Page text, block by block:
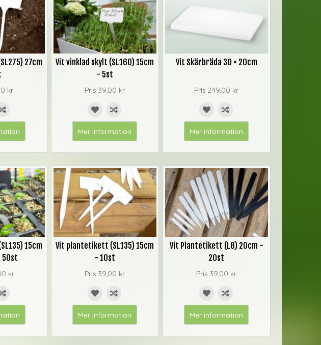
27cm
kr
Vit vinklad skylt (SL160) 15cm
- 5st
Pris 39,00 kr
Mer information
Vit Skärbräda 30 × 20cm
Pris 249,00 kr
Mer information
15cm
50st
kr
Vit plantetikett (SL135) 15cm
- 10st
Pris 39,00 kr
Mer information
Vit Plantetikett (L8) 20cm -
20st
Pris 39,00 kr
Mer information